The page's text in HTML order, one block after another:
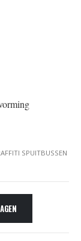
SPUITBUSSEN